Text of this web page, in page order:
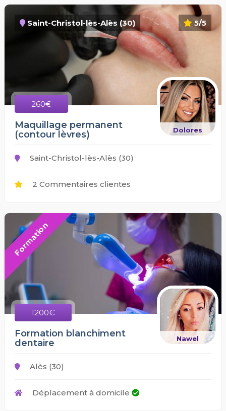
5/5
Saint-Christol-lès-Alès (30)
260€
Dolores
Maquillage permanent
(contour lèvres)
Saint-Christol-lès-Alès (30)
2 Commentaires clientes
Formation
1200€
Nawel
Formation blanchiment
dentaire
Alès (30)
Déplacement à domicile